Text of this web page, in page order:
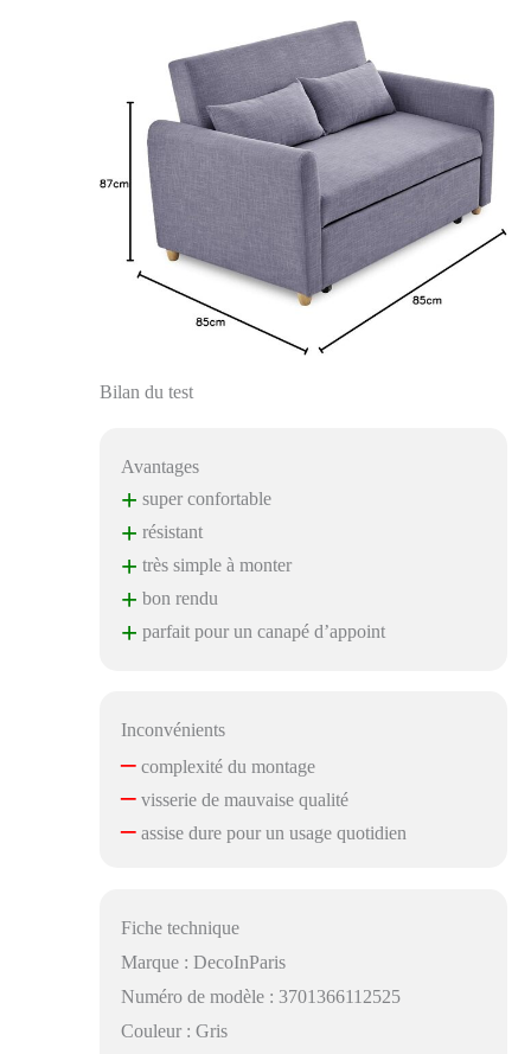
Bilan du test
Avantages
+ super confortable
+ résistant
+ très simple à monter
+ bon rendu
+ parfait pour un canapé d’appoint
Inconvénients
–complexité du montage
–visserie de mauvaise qualité
–assise dure pour un usage quotidien
Fiche technique
Marque : DecoInParis
Numéro de modèle : 3701366112525
Couleur : Gris